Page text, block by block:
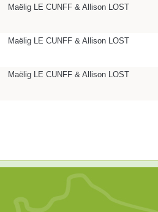
Maëlig LE CUNFF & Allison LOST
Maëlig LE CUNFF & Allison LOST
Maëlig LE CUNFF & Allison LOST